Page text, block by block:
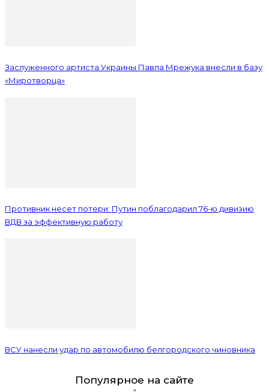
Заслуженного артиста Украины Павла Мрежука внесли в базу
«Миротворца»
Противник несет потери: Путин поблагодарил 76-ю дивизию
ВДВ за эффективную работу
ВСУ нанесли удар по автомобилю белгородского чиновника
Популярное на сайте